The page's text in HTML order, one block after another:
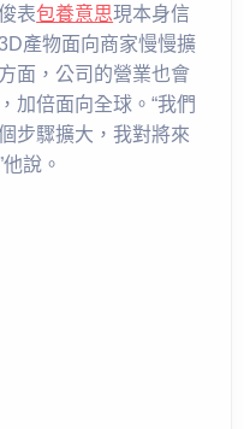
表包養意思現本身信
產物面向商家慢慢擴
面，公司的營業也會
加倍面向全球。“我們
步驟擴大，我對將來
說。